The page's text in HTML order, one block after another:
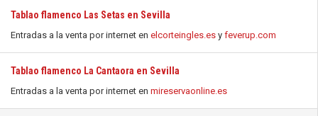
Tablao flamenco Las Setas en Sevilla
Entradas a la venta por internet en elcorteingles.es y feverup.com
Tablao flamenco La Cantaora en Sevilla
Entradas a la venta por internet en mireservaonline.es